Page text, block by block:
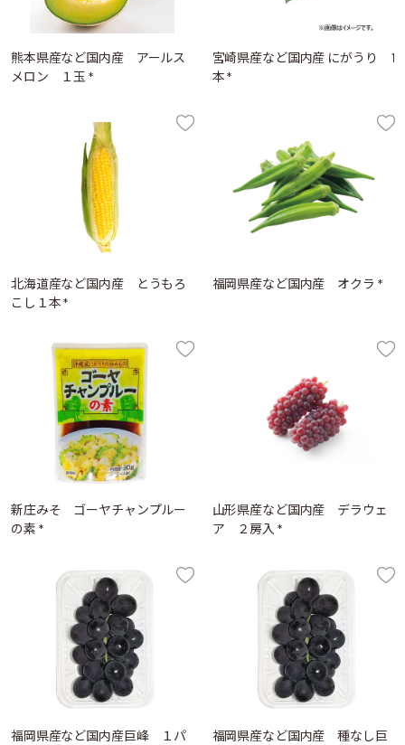
熊本県産など国内産 アールス
メロン １玉 *
宮崎県産など国内産 にがうり 1
本 *
北海道産など国内産 とうもろ
こし１本 *
福岡県産など国内産 オクラ *
新庄みそ ゴーヤチャンプルー
の素 *
山形県産など国内産 デラウェ
ア ２房入 *
福岡県産など国内産巨峰 １パ
福岡県産など国内産 種なし巨